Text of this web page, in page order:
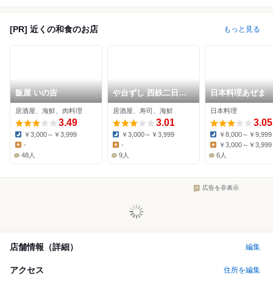
[PR] 近くの和食のお店 もっと見る
飯屋 いの吉
居酒屋、海鮮、肉料理
3.49
Dinner:
￥3,000～￥3,999
Lunch:
-
48人
や台ずし 西鉄二日市
駅前町
居酒屋、寿司、海鮮
3.01
Dinner:
￥3,000～￥3,999
Lunch:
-
9人
日本料理あぜま
日本料理
3.05
Dinner:
￥8,000～￥9,999
Lunch:
￥3,000～￥3,999
6人
広告を非表示
店舗情報（詳細） 編集
アクセス 住所を編集